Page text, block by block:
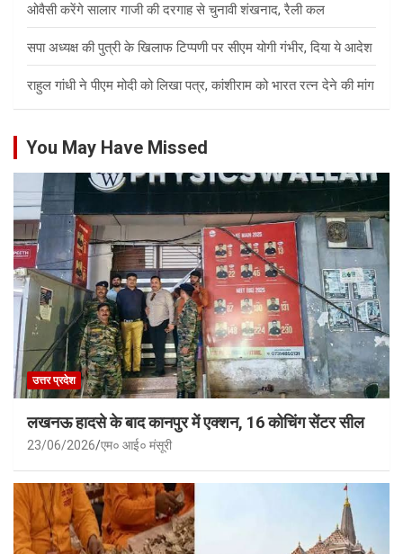
ओवैसी करेंगे सालार गाजी की दरगाह से चुनावी शंखनाद, रैली कल
सपा अध्यक्ष की पुत्री के खिलाफ टिप्पणी पर सीएम योगी गंभीर, दिया ये आदेश
राहुल गांधी ने पीएम मोदी को लिखा पत्र, कांशीराम को भारत रत्न देने की मांग
You May Have Missed
उत्तर प्रदेश
लखनऊ हादसे के बाद कानपुर में एक्शन, 16 कोचिंग सेंटर सील
23/06/2026 एम० आई० मंसूरी